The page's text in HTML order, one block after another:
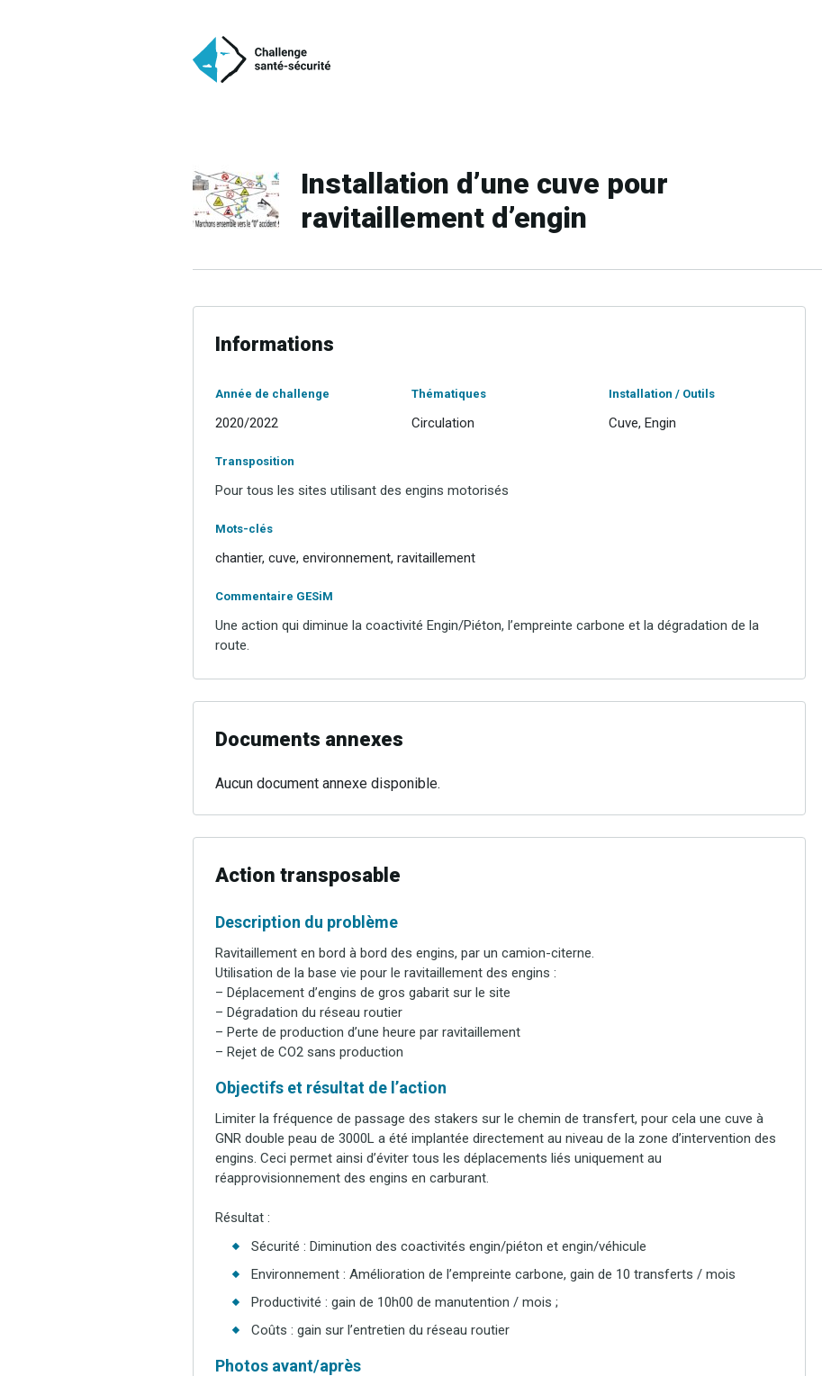
Installation d’une cuve pour
ravitaillement d’engin
Informations
Année de challenge
2020/2022
Thématiques
Circulation
Installation / Outils
Cuve, Engin
Transposition
Pour tous les sites utilisant des engins motorisés
Mots-clés
chantier, cuve, environnement, ravitaillement
Commentaire GESiM
Une action qui diminue la coactivité Engin/Piéton, l’empreinte carbone et la dégradation de la
route.
Documents annexes
Aucun document annexe disponible.
Action transposable
Description du problème
Ravitaillement en bord à bord des engins, par un camion-citerne.
Utilisation de la base vie pour le ravitaillement des engins :
– Déplacement d’engins de gros gabarit sur le site
– Dégradation du réseau routier
– Perte de production d’une heure par ravitaillement
– Rejet de CO2 sans production
Objectifs et résultat de l’action
Limiter la fréquence de passage des stakers sur le chemin de transfert, pour cela une cuve à
GNR double peau de 3000L a été implantée directement au niveau de la zone d’intervention des
engins. Ceci permet ainsi d’éviter tous les déplacements liés uniquement au
réapprovisionnement des engins en carburant.
Résultat :
Sécurité : Diminution des coactivités engin/piéton et engin/véhicule
Environnement : Amélioration de l’empreinte carbone, gain de 10 transferts / mois
Productivité : gain de 10h00 de manutention / mois ;
Coûts : gain sur l’entretien du réseau routier
Photos avant/après